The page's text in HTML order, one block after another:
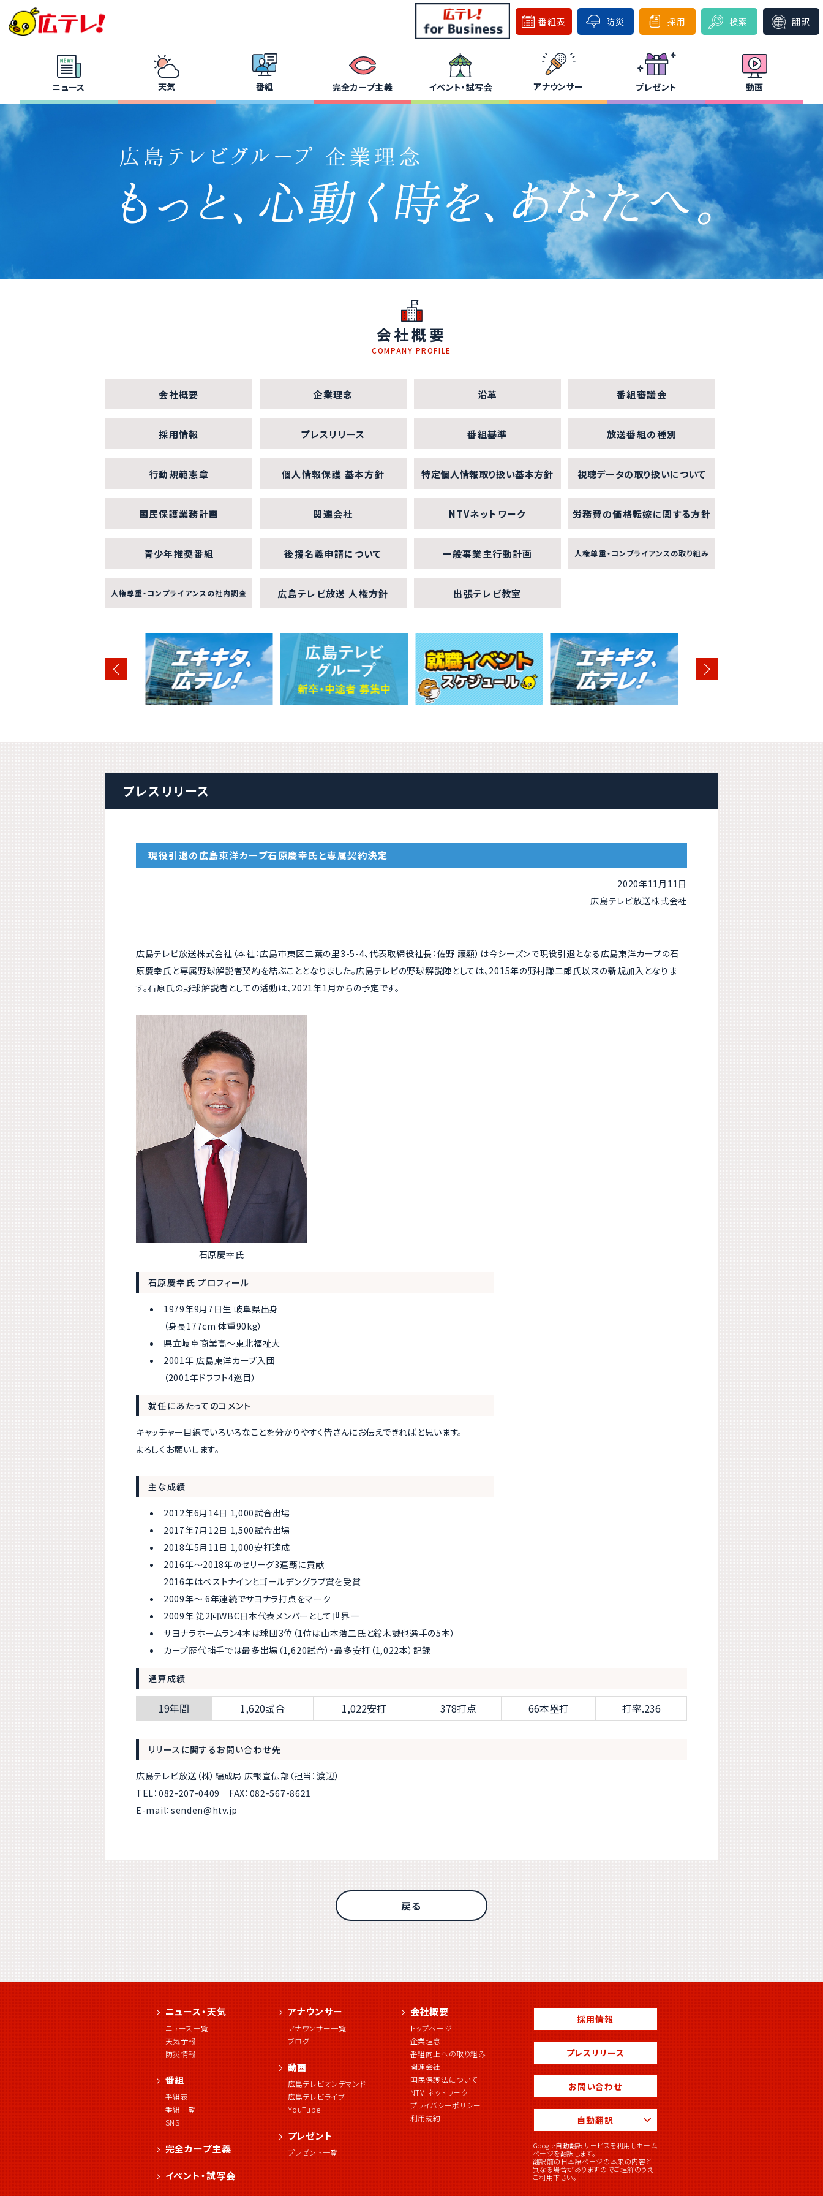
番組表 防災 採用 検索 翻訳
ニュース 天気 番組 完全カープ主義 イベント・試写会 アナウンサー プレゼント 動画
会社概要
COMPANY PROFILE
会社概要 企業理念 沿革 番組審議会
採用情報 プレスリリース 番組基準 放送番組の種別
行動規範憲章 個人情報保護 基本方針 特定個人情報取り扱い基本方針 視聴データの取り扱いについて
国民保護業務計画 関連会社 NTVネットワーク 労務費の価格転嫁に関する方針
青少年推奨番組 後援名義申請について 一般事業主行動計画 人権尊重・コンプライアンスの取り組み
人権尊重・コンプライアンスの社内調査 広島テレビ放送 人権方針 出張テレビ教室
プレスリリース
現役引退の広島東洋カープ石原慶幸氏と専属契約決定
2020年11月11日
広島テレビ放送株式会社
広島テレビ放送株式会社（本社：広島市東区二葉の里3-5-4、代表取締役社長：佐野 讓顯）は今シーズンで現役引退となる広島東洋カープの石
原慶幸氏と専属野球解説者契約を結ぶこととなりました。広島テレビの野球解説陣としては、2015年の野村謙二郎氏以来の新規加入となりま
す。石原氏の野球解説者としての活動は、2021年1月からの予定です。
石原慶幸氏
石原慶幸氏 プロフィール
1979年9月7日生 岐阜県出身
（身長177cm 体重90kg）
県立岐阜商業高～東北福祉大
2001年 広島東洋カープ入団
（2001年ドラフト4巡目）
就任にあたってのコメント
キャッチャー目線でいろいろなことを分かりやすく皆さんにお伝えできればと思います。
よろしくお願いします。
主な成績
2012年6月14日 1,000試合出場
2017年7月12日 1,500試合出場
2018年5月11日 1,000安打達成
2016年～2018年のセリーグ3連覇に貢献
2016年はベストナインとゴールデングラブ賞を受賞
2009年～ 6年連続でサヨナラ打点をマーク
2009年 第2回WBC日本代表メンバーとして世界一
サヨナラホームラン4本は球団3位（1位は山本浩二氏と鈴木誠也選手の5本）
カープ歴代捕手では最多出場（1,620試合）・最多安打（1,022本）記録
通算成績
19年間 1,620試合 1,022安打 378打点 66本塁打 打率.236
リリースに関するお問い合わせ先
広島テレビ放送（株）編成局 広報宣伝部（担当：渡辺）
TEL：082-207-0409 FAX：082-567-8621
E-mail：senden@htv.jp
戻る
ニュース・天気
ニュース一覧
天気予報
防災情報
番組
番組表
番組一覧
SNS
完全カープ主義
イベント・試写会
アナウンサー
アナウンサー一覧
ブログ
動画
広島テレビオンデマンド
広島テレビライブ
YouTube
プレゼント
プレゼント一覧
会社概要
トップページ
企業理念
番組向上への取り組み
関連会社
国民保護法について
NTV ネットワーク
プライバシーポリシー
利用規約
採用情報
プレスリリース
お問い合わせ
自動翻訳
Google自動翻訳サービスを利用しホーム
ページを翻訳します。
翻訳前の日本語ページの本来の内容と
異なる場合がありますのでご理解のうえ
ご利用下さい。